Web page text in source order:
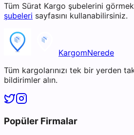
Tüm Sürat Kargo şubelerini
şubeleri sayfasını kullanabilirsiniz.
KargomNerede
Tüm kargolarınızı tek bir yerden
bildirimler alın.
Popüler Firmalar